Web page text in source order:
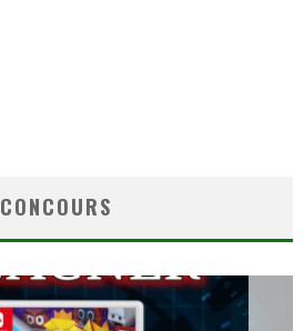
CONCOURS